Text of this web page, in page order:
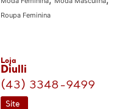
Roupa Feminina
Loja
Diulli
(43) 3348-9499
Site